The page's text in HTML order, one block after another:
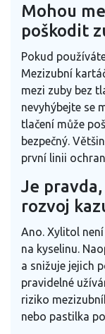
Mohou
poškodit
Pokud
Mezizubní
mezi zuby bez
nevyhýbejte se
tlačení může
bezpečný.
první linii
Je
rozvoj
Ano. Xylitol
na kyselinu.
a snižuje jejich
pravidelné
riziko
nebo pastilka